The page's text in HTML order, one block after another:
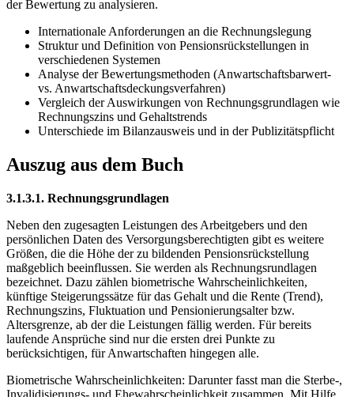
der Bewertung zu analysieren.
Internationale Anforderungen an die Rechnungslegung
Struktur und Definition von Pensionsrückstellungen in
verschiedenen Systemen
Analyse der Bewertungsmethoden (Anwartschaftsbarwert-
vs. Anwartschaftsdeckungsverfahren)
Vergleich der Auswirkungen von Rechnungsgrundlagen wie
Rechnungszins und Gehaltstrends
Unterschiede im Bilanzausweis und in der Publizitätspflicht
Auszug aus dem Buch
3.1.3.1. Rechnungsgrundlagen
Neben den zugesagten Leistungen des Arbeitgebers und den
persönlichen Daten des Versorgungsberechtigten gibt es weitere
Größen, die die Höhe der zu bildenden Pensionsrückstellung
maßgeblich beeinflussen. Sie werden als Rechnungsrundlagen
bezeichnet. Dazu zählen biometrische Wahrscheinlichkeiten,
künftige Steigerungssätze für das Gehalt und die Rente (Trend),
Rechnungszins, Fluktuation und Pensionierungsalter bzw.
Altersgrenze, ab der die Leistungen fällig werden. Für bereits
laufende Ansprüche sind nur die ersten drei Punkte zu
berücksichtigen, für Anwartschaften hingegen alle.
Biometrische Wahrscheinlichkeiten: Darunter fasst man die Sterbe-,